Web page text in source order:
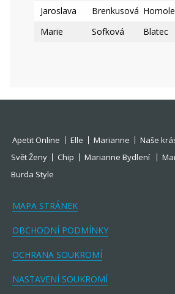
Jaroslava
Brenkusová Homole
Marie
Sofková Blatec
Apetit Online Elle Marianne
Naše
Svět Ženy
Chip Marianne Bydlení
Burda Style
MAPA STRÁNEK
OBCHODNÍ PODMÍNKY
OCHRANA SOUKROMÍ
NASTAVENÍ SOUKROMÍ